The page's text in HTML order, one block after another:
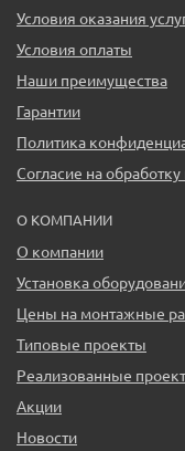
Условия оказания
Условия оплаты
Наши преимущества
Гарантии
Политика
Согласие на
О КОМПАНИИ
О компании
Установка
Цены на монтажные
Типовые проекты
Реализованные
Акции
Новости